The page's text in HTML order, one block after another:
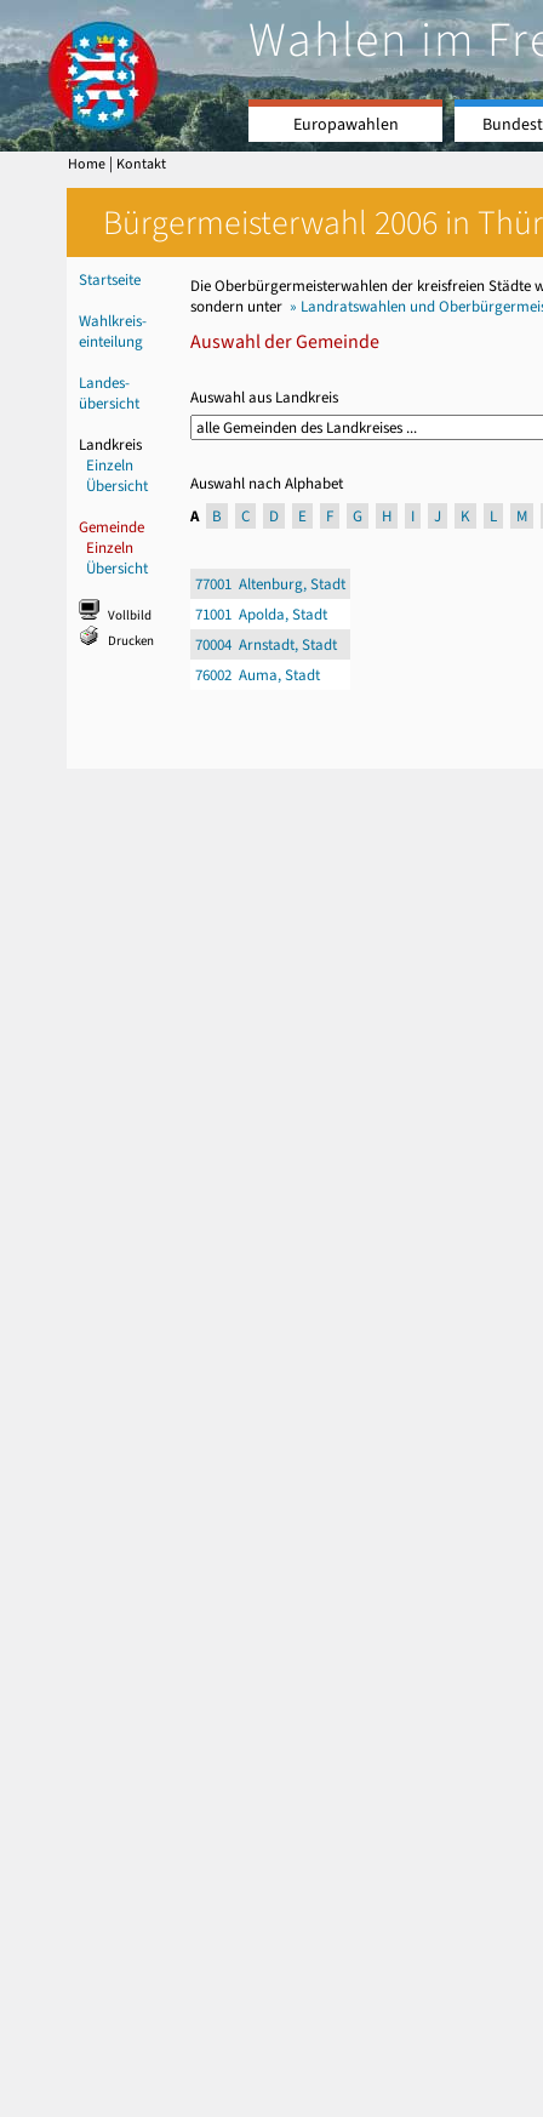
Wahlen im
Europawahlen
Home | Kontakt
Bürgermeisterwahl 2006 in
Startseite
Wahlkreis-
einteilung
Landes-
übersicht
Landkreis
Einzeln
Übersicht
Gemeinde
Einzeln
Übersicht
Vollbild
Drucken
Die Oberbürgermeisterwahlen der kreisfreien
sondern unter » Landratswahlen und
Auswahl der Gemeinde
Auswahl aus Landkreis
Auswahl nach Alphabet
A
B C D E F G H I J K L M
77001 Altenburg, Stadt
71001 Apolda, Stadt
70004 Arnstadt, Stadt
76002 Auma, Stadt